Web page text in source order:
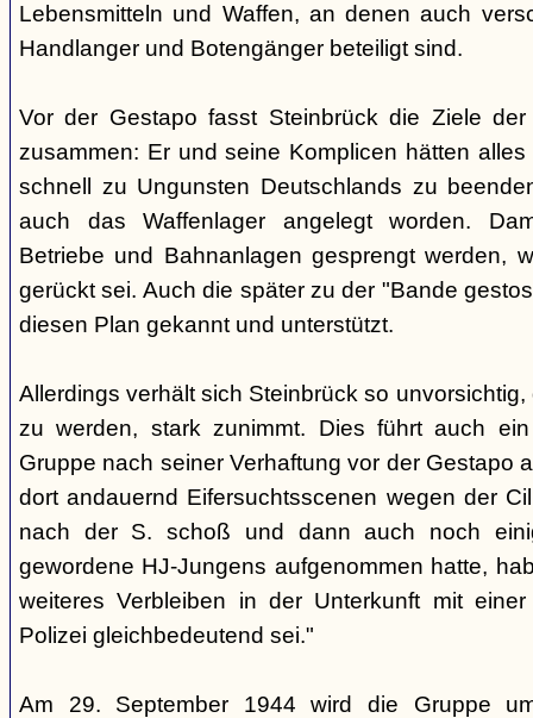
Lebensmitteln und Waffen, an denen auch
Handlanger und Botengänger beteiligt sind.
Vor der Gestapo fasst Steinbrück die Ziele der
zusammen: Er und seine Komplicen hätten
schnell zu Ungunsten Deutschlands zu
auch das Waffenlager angelegt worden.
Betriebe und Bahnanlagen gesprengt werden,
gerückt sei. Auch die später zu der "Bande
diesen Plan gekannt und unterstützt.
Allerdings verhält sich Steinbrück so
zu werden, stark zunimmt. Dies führt auch
Gruppe nach seiner Verhaftung vor der Gestapo
dort andauernd Eifersuchtsscenen wegen der
nach der S. schoß und dann auch noch
gewordene HJ-Jungens aufgenommen hatte,
weiteres Verbleiben in der Unterkunft mit
Polizei gleichbedeutend sei."
Am 29. September 1944 wird die Gruppe